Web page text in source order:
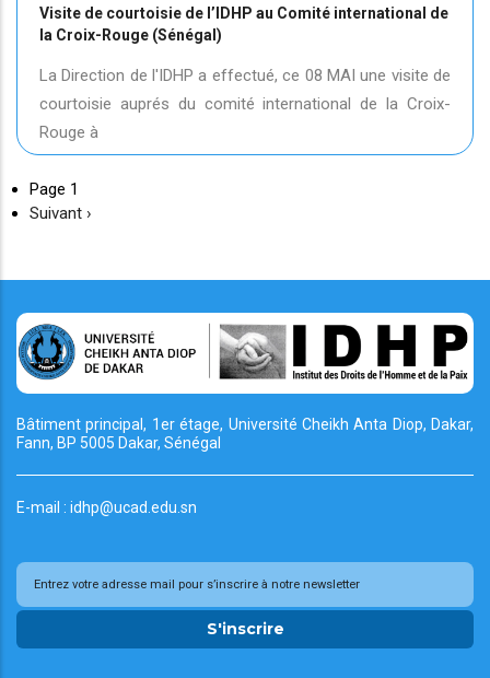
Visite de courtoisie de l’IDHP au Comité international de
la Croix-Rouge (Sénégal)
La Direction de l'IDHP a effectué, ce 08 MAI une visite de
courtoisie auprés du comité international de la Croix-
Rouge à
Page 1
Page
Suivant ›
Bâtiment principal, 1er étage, Université CheikhAnta Diop, Dakar,
Fann, BP 5005 Dakar, Sénégal
E-mail : idhp@ucad.edu.sn
S'inscrire